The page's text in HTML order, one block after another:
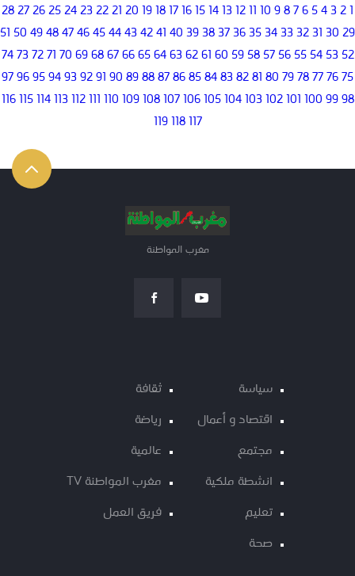
1
2
3
4
5
6
7
8
9
10
11
12
13
14
15
16
17
18
19
20
21
22
23
24
25
26
27
28
29
30
31
32
33
34
35
36
37
38
39
40
41
42
43
44
45
46
47
48
49
50
51
52
53
54
55
56
57
58
59
60
61
62
63
64
65
66
67
68
69
70
71
72
73
74
75
76
77
78
79
80
81
82
83
84
85
86
87
88
89
90
91
92
93
94
95
96
97
98
99
100
101
102
103
104
105
106
107
108
109
110
111
112
113
114
115
116
117
118
119
مغرب المواطنة
سياسة
اقتصاد و أعمال
مجتمع
انشطة ملكية
تعليم
صحة
ثقافة
رياضة
عالمية
مغرب المواطنة TV
فريق العمل